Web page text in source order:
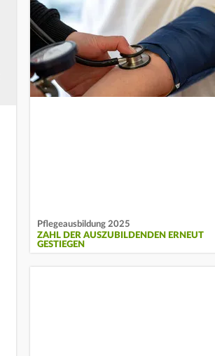
Pflegeausbildung 2025
ZAHL DER AUSZUBILDENDEN ERNEUT
GESTIEGEN